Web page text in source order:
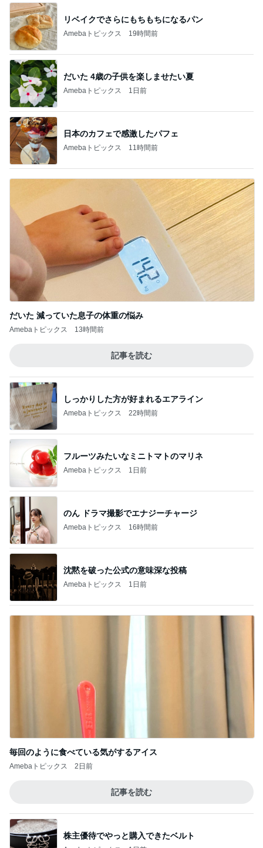
リベイクでさらにもちもちになるパン
Amebaトピックス 19時間前
だいた 4歳の子供を楽しませたい夏
Amebaトピックス 1日前
日本のカフェで感激したパフェ
Amebaトピックス 11時間前
だいた 減っていた息子の体重の悩み
Amebaトピックス 13時間前
記事を読む
しっかりした方が好まれるエアライン
Amebaトピックス 22時間前
フルーツみたいなミニトマトのマリネ
Amebaトピックス 1日前
のん ドラマ撮影でエナジーチャージ
Amebaトピックス 16時間前
沈黙を破った公式の意味深な投稿
Amebaトピックス 1日前
毎回のように食べている気がするアイス
Amebaトピックス 2日前
記事を読む
株主優待でやっと購入できたベルト